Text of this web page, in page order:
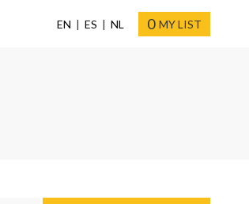
EN ES NL 0 MY LIST